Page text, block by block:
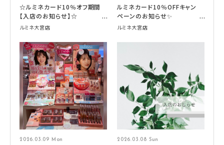
☆ルミネカード10％オフ期間
【入店のお知らせ】☆
ルミネ大宮店
ルミネカード10％OFFキャン
ペーンのお知らせ✨
ルミネ大宮店
2026.03.09 Mon 2026.03.08 Sun